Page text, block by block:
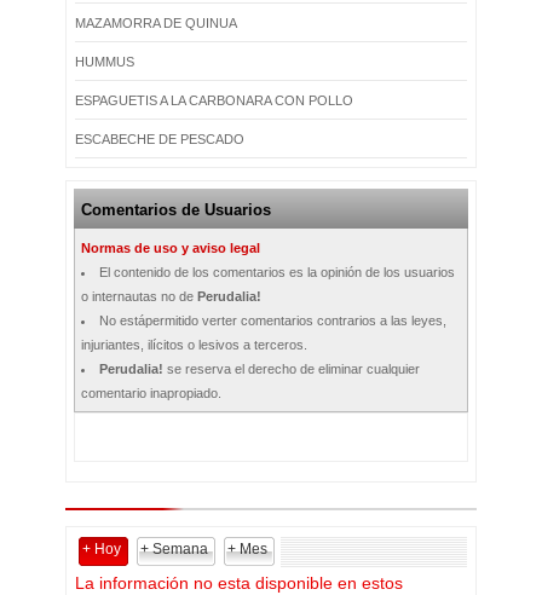
MAZAMORRA DE QUINUA
HUMMUS
ESPAGUETIS A LA CARBONARA CON POLLO
ESCABECHE DE PESCADO
Comentarios de Usuarios
Normas de uso y aviso legal
El contenido de los comentarios es la opinión de los usuarios
o internautas no dePerudalia!
No estápermitido verter comentarios contrarios a las leyes,
injuriantes, ilícitos o lesivos a terceros.
Perudalia! se reserva el derecho de eliminar cualquier
comentario inapropiado.
+ Hoy + Semana + Mes
La información no esta disponible en estos